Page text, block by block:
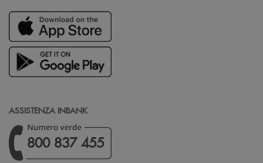
ASSISTENZA INBANK
800 837 455